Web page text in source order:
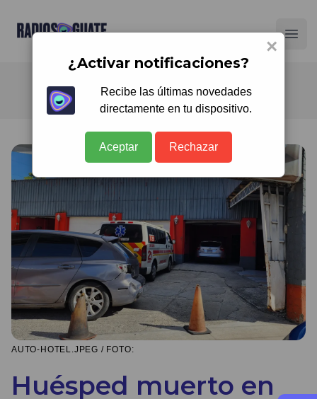
Radios Guate
AUTO-HOTEL.JPEG / FOTO:
Huésped muerto en
×
¿Activar notificaciones?
Recibe las últimas novedades
directamente en tu dispositivo.
Aceptar Rechazar